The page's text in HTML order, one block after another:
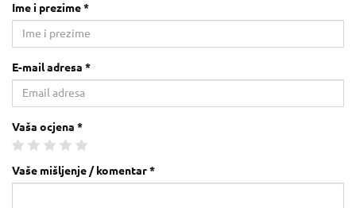
Ime i prezime *
E-mail adresa *
Vaša ocjena *
Vaše mišljenje / komentar *